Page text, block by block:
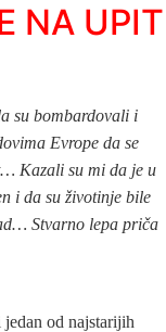
NA UPIT
su bombardovali i
Evrope da se
Kazali su mi da je u
i da su životinje bile
Stvarno lepa priča
od najstarijih